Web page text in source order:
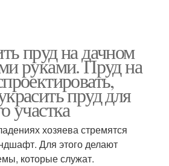
пруд на дачном
руками. Пруд на
пруд для
участка
хозяева стремятся
Для этого делают
которые служат.